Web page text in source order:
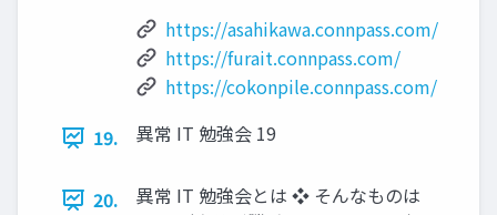
https://asahikawa.connpass.com/
https://furait.connpass.com/
https://cokonpile.connpass.com/
19.
異常 IT 勉強会 19
20.
異常 IT 勉強会とは ❖ そんなものは